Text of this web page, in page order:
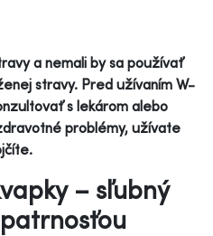
a nemali by sa používať
stravy. Pred užívaním W-
s lekárom alebo
problémy, užívate
– sľubný